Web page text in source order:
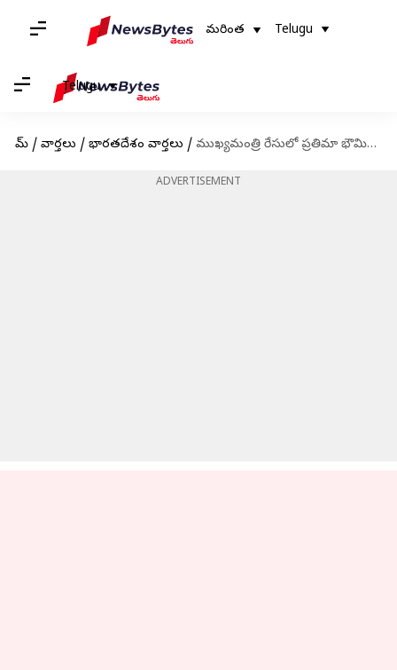
మరింత Telugu
Telugu
హోమ్ / వార్తలు / భారతదేశం వార్తలు / ముఖ్యమంత్రి రేసులో ప్రతిమా భౌమిక్; అదే జరిగితే మొదటి మహిళా సీఎంగా రికార్డు
ADVERTISEMENT